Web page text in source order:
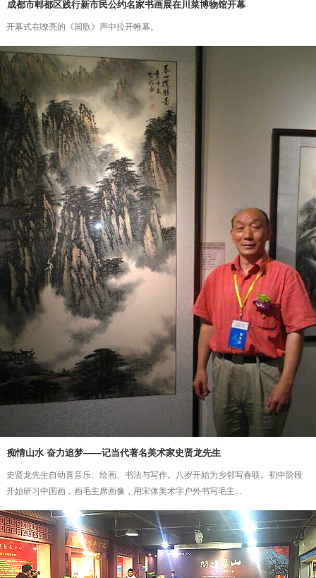
成都市郫都区践行新市民公约名家书画展在川菜博物馆开幕
开幕式在嘹亮的《国歌》声中拉开帷幕。
痴情山水 奋力追梦——记当代著名美术家史贤龙先生
史贤龙先生自幼喜音乐、绘画、书法与写作。八岁开始为乡邻写春联。初中阶段
开始研习中国画，画毛主席画像，用宋体美术字户外书写毛主...